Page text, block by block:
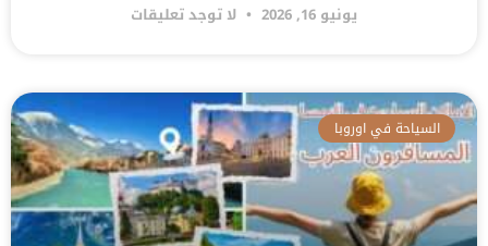
يونيو 16, 2026 لا توجد تعليقات
السياحة في اوروبا